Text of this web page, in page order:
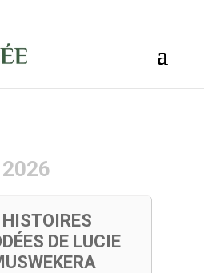
2026
DE LUCIE